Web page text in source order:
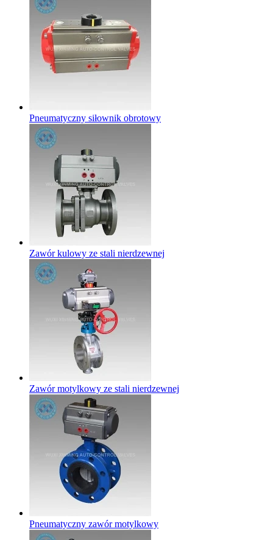
Pneumatyczny siłownik obrotowy
Zawór kulowy ze stali nierdzewnej
Zawór motylkowy ze stali nierdzewnej
Pneumatyczny zawór motylkowy